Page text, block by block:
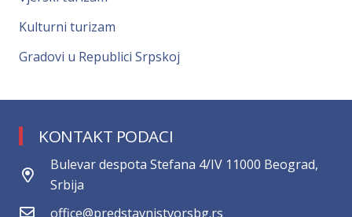
Kulturni turizam
Gradovi u Republici Srpskoj
KONTAKT PODACI
Bulevar despota Stefana 4/IV 11000 Beograd,
Srbija
office@predstavnistvorsbg.rs